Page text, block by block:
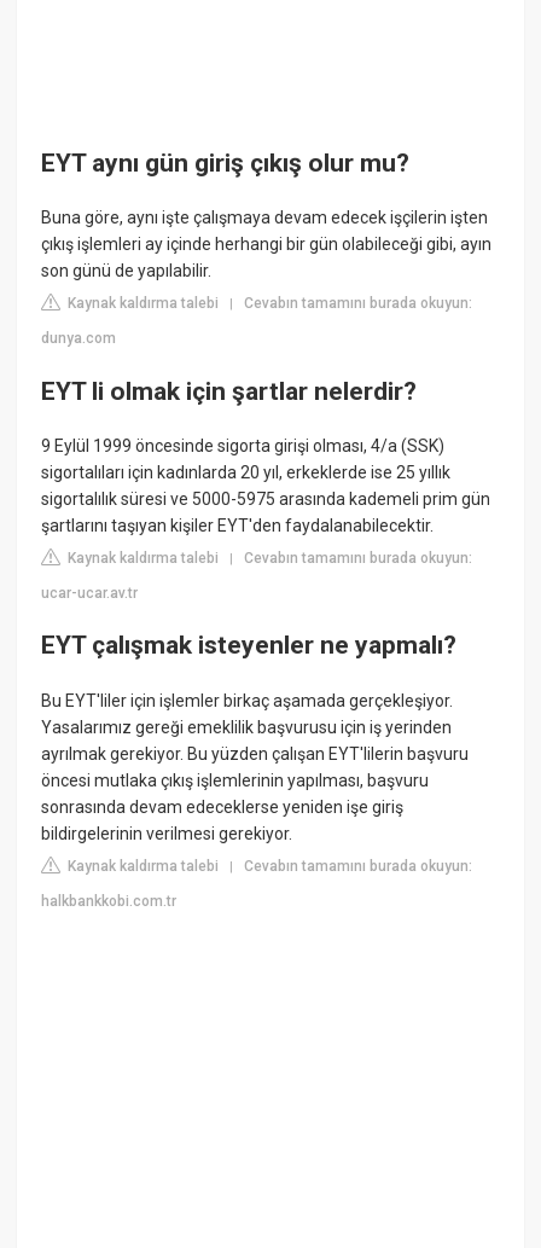
EYT aynı gün giriş çıkış olur mu?
Buna göre, aynı işte çalışmaya devam edecek işçilerin işten
çıkış işlemleri ay içinde herhangi bir gün olabileceği gibi, ayın
son günü de yapılabilir.
Kaynak kaldırma talebi |Cevabın tamamını burada okuyun:
dunya.com
EYT li olmak için şartlar nelerdir?
9 Eylül 1999 öncesinde sigorta girişi olması, 4/a (SSK)
sigortalıları için kadınlarda 20 yıl, erkeklerde ise 25 yıllık
sigortalılık süresi ve 5000-5975 arasında kademeli prim gün
şartlarını taşıyan kişiler EYT'den faydalanabilecektir.
Kaynak kaldırma talebi |Cevabın tamamını burada okuyun:
ucar-ucar.av.tr
EYT çalışmak isteyenler ne yapmalı?
Bu EYT'liler için işlemler birkaç aşamada gerçekleşiyor.
Yasalarımız gereği emeklilik başvurusu için iş yerinden
ayrılmak gerekiyor. Bu yüzden çalışan EYT'lilerin başvuru
öncesi mutlaka çıkış işlemlerinin yapılması, başvuru
sonrasında devam edeceklerse yeniden işe giriş
bildirgelerinin verilmesi gerekiyor.
Kaynak kaldırma talebi |Cevabın tamamını burada okuyun:
halkbankkobi.com.tr